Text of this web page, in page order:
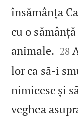
însămânța
cu o
animale. 

28
lor ca să‑i
nimicesc și
veghea